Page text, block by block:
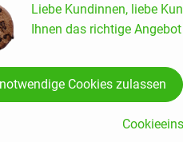
Favouriten hinzufügen
Liebe Kundinnen, liebe
Ihnen das richtige
Cookies zulassen